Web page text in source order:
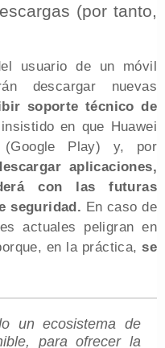
(por tanto,
usuario de un móvil
descargar nuevas
soporte técnico de
en que Huawei
Play) y, por
aplicaciones,
con las futuras
seguridad. En caso de
actuales peligran en
en la práctica,se
un ecosistema de
para ofrecer la